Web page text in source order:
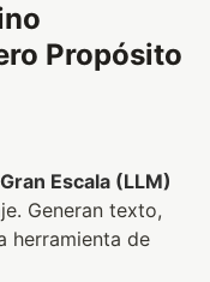
Propósito
Escala (LLM)
Generan texto,
herramienta de